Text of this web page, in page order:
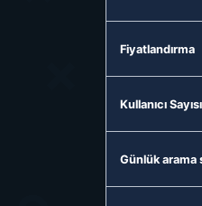
Fiyatlandırma
Kullanıcı Sayısı
Günlük arama